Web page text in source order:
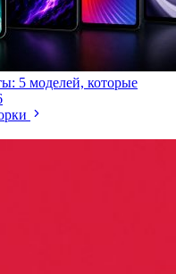
5 моделей, которые